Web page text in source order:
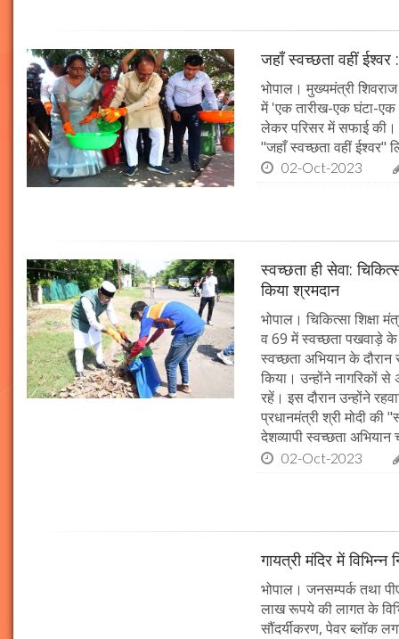
जहाँ स्वच्छता वहीं ईश्वर
भोपाल। मुख्यमंत्री
में 'एक तारीख-एक घंटा-एक
लेकर परिसर में सफाई की।
"जहाँ स्वच्छता वहीं ईश्वर"
02-Oct-2023
स्वच्छता ही सेवा:
किया श्रमदान
भोपाल। चिकित्सा शिक्षा
व 69 में स्वच्छता पखवाड़े के
स्वच्छता अभियान के
किया। उन्होंने नागरिकों
रहें। इस दौरान उन्होंने
प्रधानमंत्री श्री मोदी
देशव्यापी स्वच्छता अभियान
02-Oct-2023
गायत्री मंदिर में विभिन्न
भोपाल। जनसम्पर्क तथा
लाख रूपये की लागत के
सौंदर्यीकरण, पेवर ब्लॉक